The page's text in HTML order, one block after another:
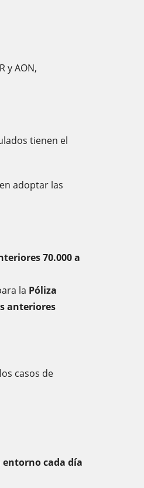
y AON,
tienen el
adoptar las
70.000 a
la Póliza
anteriores
casos de
cada día